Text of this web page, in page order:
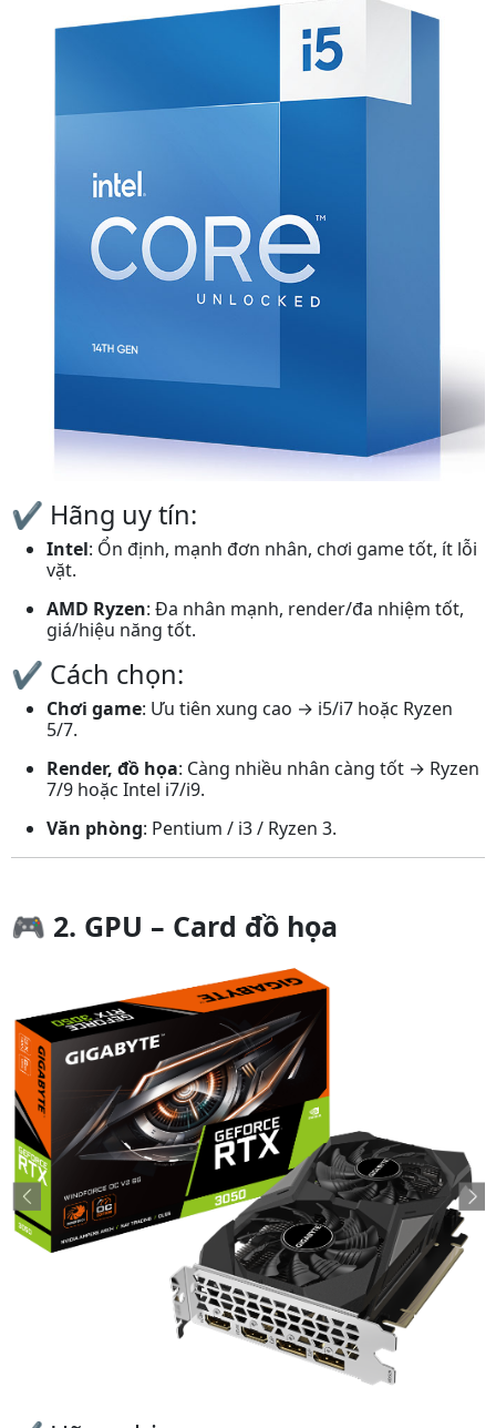
✔️ Hãng uy tín:
Intel: Ổn định, mạnh đơn nhân, chơi game tốt, ít lỗi
vặt.
AMD Ryzen: Đa nhân mạnh, render/đa nhiệm tốt,
giá/hiệu năng tốt.
✔️ Cách chọn:
Chơi game: Ưu tiên xung cao → i5/i7 hoặc Ryzen
5/7.
Render, đồ họa: Càng nhiều nhân càng tốt → Ryzen
7/9 hoặc Intel i7/i9.
Văn phòng: Pentium / i3 / Ryzen 3.
🎮 2. GPU – Card đồ họa